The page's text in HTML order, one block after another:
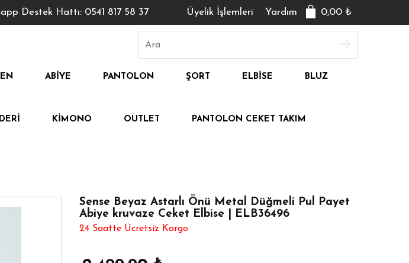
Destek Hattı: 0541 817 58 37 0,00 ₺
Yardım
Üyelik İşlemleri
ABIYE PANTOLON ŞORT ELBISE BLUZ
DERI KIMONO OUTLET PANTOLON CEKET TAKIM
Sense Beyaz Astarlı Önü Metal Düğmeli Pul Payet
Abiye kruvaze Ceket Elbise | ELB36496
24 Saatte Ücretsiz Kargo